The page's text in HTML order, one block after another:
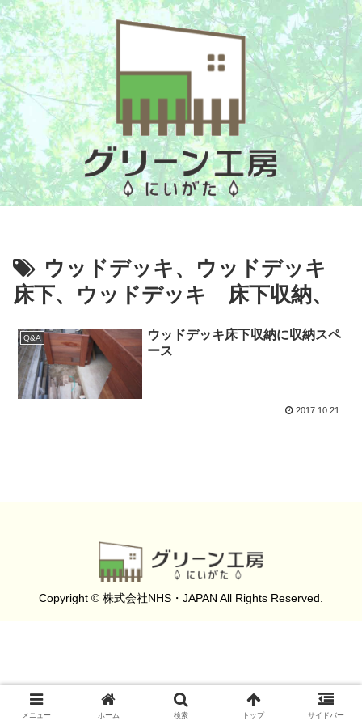
ウッドデッキ、ウッドデッキ
床下、ウッドデッキ 床下収納、
Q&A
ウッドデッキ床下収納に収納スペ
ース
2017.10.21
Copyright © 株式会社NHS・JAPAN All Rights Reserved.
メニュー ホーム 検索 トップ サイドバー